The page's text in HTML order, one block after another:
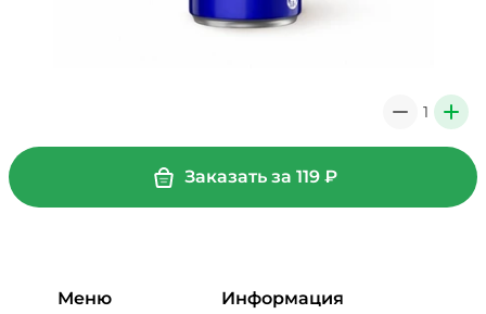
1 +
Заказать за 119 ₽
Меню Информация